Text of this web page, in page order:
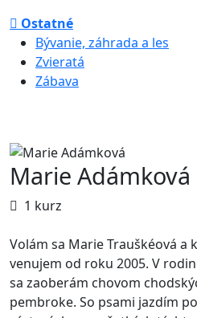
Ostatné
Bývanie, záhrada a les
Zvieratá
Zábava
Marie Adámková
1 kurz
Volám sa Marie Trauškéová a
venujem od roku 2005. V
sa zaoberám chovom
pembroke. So psami jazdím